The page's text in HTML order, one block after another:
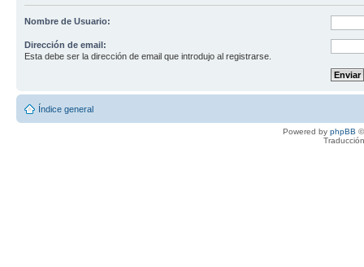
Nombre de Usuario:
Dirección de email:
Esta debe ser la dirección de email que introdujo al registrarse.
Índice general
Powered by phpBB